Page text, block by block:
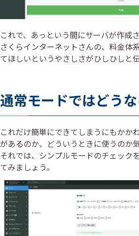
これで、あっという間にサーバが作成さ
さくらインターネットさんの、料金体
てほしいというやさしさがひしひしと
通常モードではどうな
これだけ簡単にできてしまうにもかか
があるのか、どういうときに使うのか
それでは、シンプルモードのチェック
てみましょう。